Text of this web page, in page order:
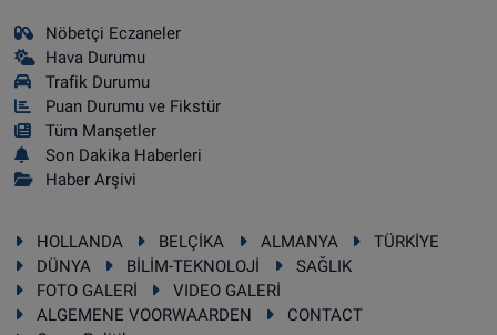
Nöbetçi Eczaneler
Hava Durumu
Trafik Durumu
Puan Durumu ve Fikstür
Tüm Manşetler
Son Dakika Haberleri
Haber Arşivi
HOLLANDA BELÇİKA ALMANYA
TÜRKİYE
DÜNYA
BİLİM-TEKNOLOJİ
SAĞLIK
FOTO GALERİ
VIDEO GALERİ
ALGEMENE VOORWAARDEN
CONTACT